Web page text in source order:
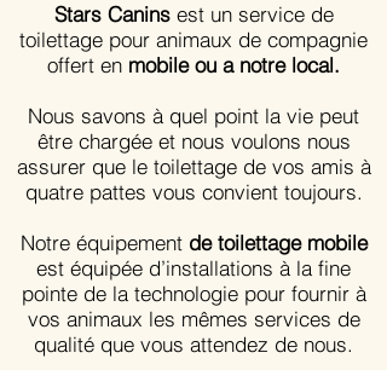
Stars Caninsest un service de
toilettage pour animaux de compagnie
offert en mobile ou a notre local.
Nous savons à quel point la vie peut
être chargée et nous voulons nous
assurer que le toilettage de vos amis à
quatre pattes vous convient toujours.
Notre équipement de toilettage mobile
est équipée d’installations à la fine
pointe de la technologie pour fournir à
vos animaux les mêmes services de
qualité que vous attendez de nous.